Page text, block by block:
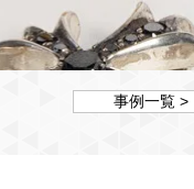
事例一覧 >